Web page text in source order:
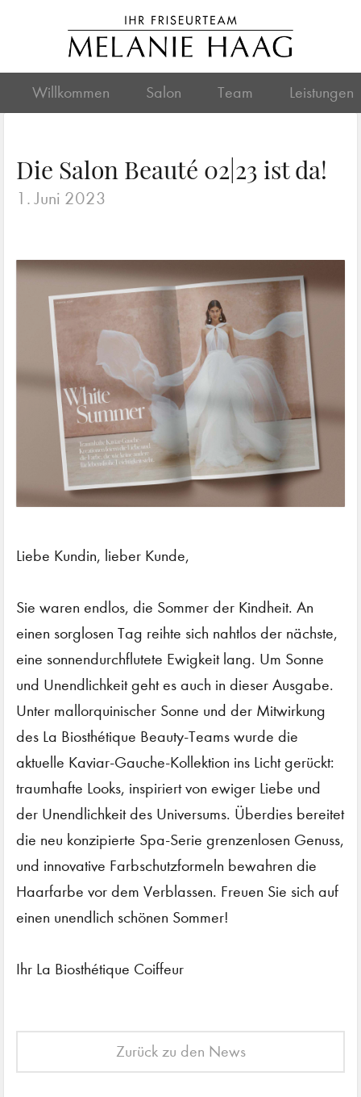
Willkommen Salon Team Leistungen
Die Salon Beauté 02|23 ist da!
1. Juni 2023
Liebe Kundin, lieber Kunde,
Sie waren endlos, die Sommer der Kindheit. An
einen sorglosen Tag reihte sich nahtlos der nächste,
eine sonnendurchflutete Ewigkeit lang. Um Sonne
und Unendlichkeit geht es auch in dieser Ausgabe.
Unter mallorquinischer Sonne und der Mitwirkung
des La Biosthétique Beauty-Teams wurde die
aktuelle Kaviar-Gauche-Kollektion ins Licht gerückt:
traumhafte Looks, inspiriert von ewiger Liebe und
der Unendlichkeit des Universums. Überdies bereitet
die neu konzipierte Spa-Serie grenzenlosen Genuss,
und innovative Farbschutzformeln bewahren die
Haarfarbe vor dem Verblassen. Freuen Sie sich auf
einen unendlich schönen Sommer!
Ihr La Biosthétique Coiffeur
Zurück zu den News